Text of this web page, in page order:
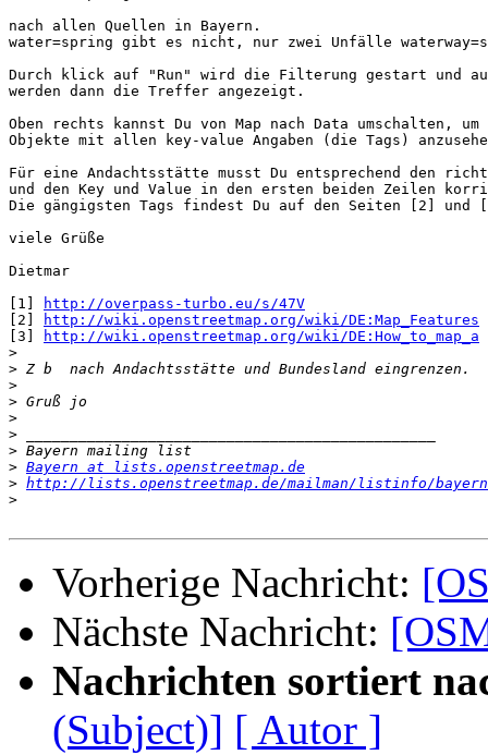
nach allen Quellen in Bayern.
water=spring gibt es nicht, nur zwei Unfälle
Durch klick auf "Run" wird die Filterung gestart und
werden dann die Treffer angezeigt.
Oben rechts kannst Du von Map nach Data umschalten,
Objekte mit allen key-value Angaben (die Tags)
Für eine Andachtsstätte musst Du entsprechend den
und den Key und Value in den ersten beiden Zeilen
Die gängigsten Tags findest Du auf den Seiten [2] und
viele Grüße
Dietmar
[1]
http://overpass-turbo.eu/s/47V
[2]
http://wiki.openstreetmap.org/wiki/DE:Map_Features
[3]
http://wiki.openstreetmap.org/wiki/DE:How_to_map_a
>
>
>
>
>
>
>
> Bayern at lists.openstreetmap.de
> http://lists.openstreetmap.de/mailman/listinfo/bayern
>
Vorherige Nachricht:
Nächste Nachricht:
Nachrichten sortiert
(Subject)] [ Autor ]